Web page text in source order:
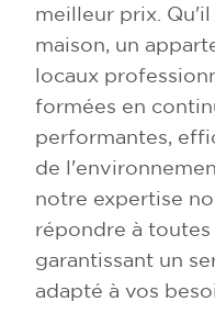
meilleur prix.
maison, un
locaux
formées en
performantes,
de
notre expertise
répondre à toutes
garantissant un
adapté à vos